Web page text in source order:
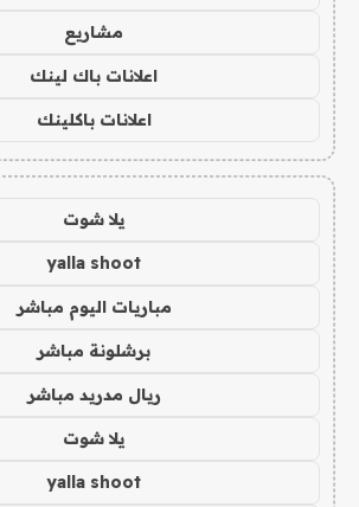
مشاريع
اعلانات باك لينك
اعلانات باكلينك
يلا شوت
yalla shoot
مباريات اليوم مباشر
برشلونة مباشر
ريال مدريد مباشر
يلا شوت
yalla shoot